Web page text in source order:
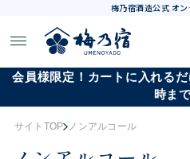
梅乃宿酒造公式 オ
会員様限定！カートに入れる
時まで
サイトTOP ノンアルコール